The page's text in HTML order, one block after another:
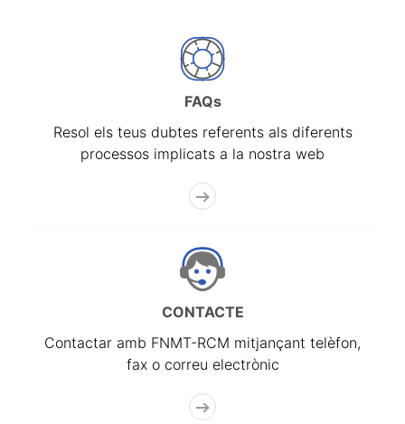
FAQs
Resol els teus dubtes referents als diferents
processos implicats a la nostra web
CONTACTE
Contactar amb FNMT-RCM mitjançant telèfon,
fax o correu electrònic